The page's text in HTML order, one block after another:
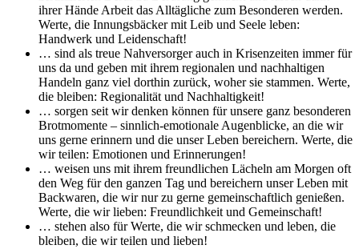
ihrer Hände Arbeit das Alltägliche zum Besonderen werden.
Werte, die Innungsbäcker mit Leib und Seele leben:
Handwerk und Leidenschaft!
… sind als treue Nahversorger auch in Krisenzeiten immer für
uns da und geben mit ihrem regionalen und nachhaltigen
Handeln ganz viel dorthin zurück, woher sie stammen. Werte,
die bleiben: Regionalität und Nachhaltigkeit!
… sorgen seit wir denken können für unsere ganz besonderen
Brotmomente – sinnlich-emotionale Augenblicke, an die wir
uns gerne erinnern und die unser Leben bereichern. Werte, die
wir teilen: Emotionen und Erinnerungen!
… weisen uns mit ihrem freundlichen Lächeln am Morgen oft
den Weg für den ganzen Tag und bereichern unser Leben mit
Backwaren, die wir nur zu gerne gemeinschaftlich genießen.
Werte, die wir lieben: Freundlichkeit und Gemeinschaft!
… stehen also für Werte, die wir schmecken und leben, die
bleiben, die wir teilen und lieben!